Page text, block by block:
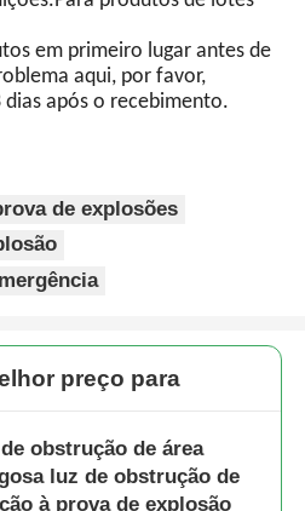
produtos são produzidos
de qualidade e a taxa
0,2%.
antes do envio e foi
produtos de lotes
em primeiro lugar antes de
aqui, por favor,